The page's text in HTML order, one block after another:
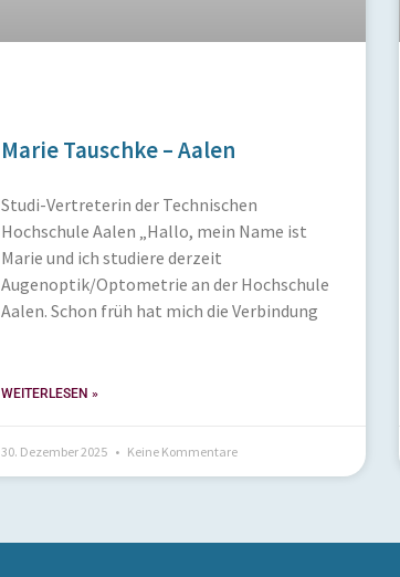
Marie Tauschke – Aalen
Studi-Vertreterin der Technischen
Hochschule Aalen „Hallo, mein Name ist
Marie und ich studiere derzeit
Augenoptik/Optometrie an der Hochschule
Aalen. Schon früh hat mich die Verbindung
WEITERLESEN »
30. Dezember 2025 Keine Kommentare